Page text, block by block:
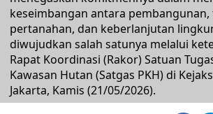
keseimbangan antara pembangunan,
pertanahan, dan keberlanjutan
diwujudkan salah satunya melalui
Rapat Koordinasi (Rakor) Satuan
Kawasan Hutan (Satgas PKH) di
Jakarta, Kamis (21/05/2026).